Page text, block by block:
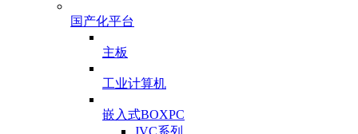
国产化平台
主板
工业计算机
嵌入式BOXPC
JVC系列